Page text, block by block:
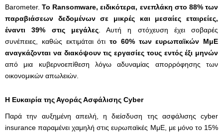
Barometer.Το Ransomware, ειδικότερα, ενεπλάκη στο 88% των
παραβιάσεων δεδομένων σε μικρές και μεσαίες εταιρείες,
έναντι 39% στις μεγάλες. Αυτή η στόχευση έχει σοβαρές
συνέπειες, καθώς εκτιμάται ότι το 60% των ευρωπαϊκών ΜμΕ
αναγκάζονται να διακόψουν τις εργασίες τους εντός έξι μηνών
από μια κυβερνοεπίθεση λόγω αδυναμίας απορρόφησης των
οικονομικών απωλειών.
Η Ευκαιρία της Αγοράς Ασφάλισης Cyber
Παρά την αυξημένη απειλή, η διείσδυση της ασφάλισης cyber
insurance παραμένει χαμηλή στις ευρωπαϊκές ΜμΕ, με μόνο το 15%